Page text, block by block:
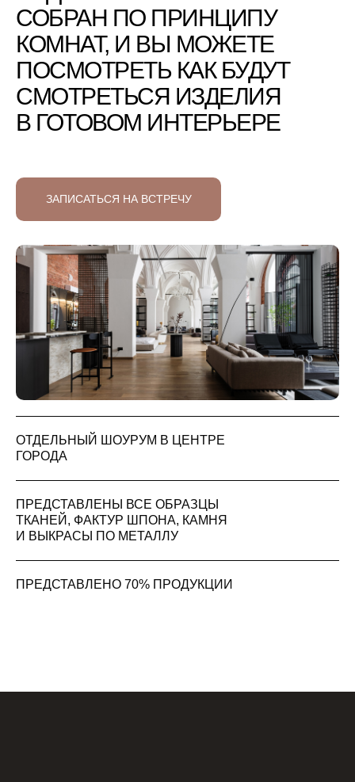
СОБРАН ПО ПРИНЦИПУ
КОМНАТ, И ВЫ МОЖЕТЕ
ПОСМОТРЕТЬ КАК БУДУТ
СМОТРЕТЬСЯ ИЗДЕЛИЯ
В ГОТОВОМ ИНТЕРЬЕРЕ
ЗАПИСАТЬСЯ НА ВСТРЕЧУ
ОТДЕЛЬНЫЙ ШОУРУМ В ЦЕНТРЕ
ГОРОДА
ПРЕДСТАВЛЕНЫ ВСЕ ОБРАЗЦЫ
ТКАНЕЙ, ФАКТУР ШПОНА, КАМНЯ
И ВЫКРАСЫ ПО МЕТАЛЛУ
ПРЕДСТАВЛЕНО 70% ПРОДУКЦИИ